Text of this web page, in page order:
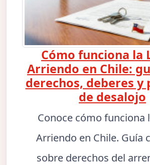
Cómo funciona la
Arriendo en Chile:
derechos, deberes y
de desalojo
Conoce cómo funciona
Arriendo en Chile. Guía
sobre derechos del